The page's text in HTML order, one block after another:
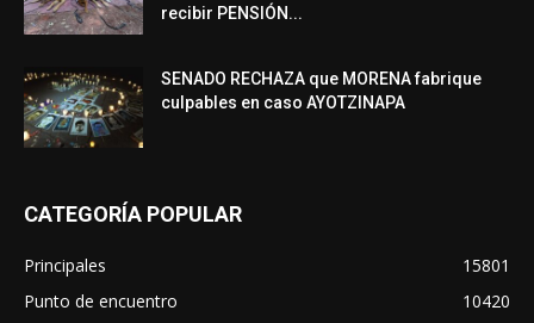
recibir PENSIÓN...
SENADO RECHAZA que MORENA fabrique
culpables en caso AYOTZINAPA
CATEGORÍA POPULAR
Principales
15801
Punto de encuentro
10420